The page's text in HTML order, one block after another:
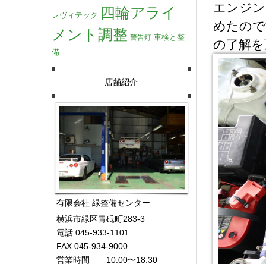
エンジ
めたの
の了解
レヴィテック 四輪アライ
メント調整 警告灯 車検と整
備
店舗紹介
有限会社 緑整備センター
横浜市緑区青砥町283-3
電話 045-933-1101
FAX 045-934-9000
営業時間 10:00〜18:30